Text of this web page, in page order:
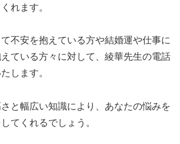
れます。
不安を抱えている方や結婚運や仕事に
ている方々に対して、綾華先生の電話
します。
と幅広い知識により、あなたの悩みを
てくれるでしょう。